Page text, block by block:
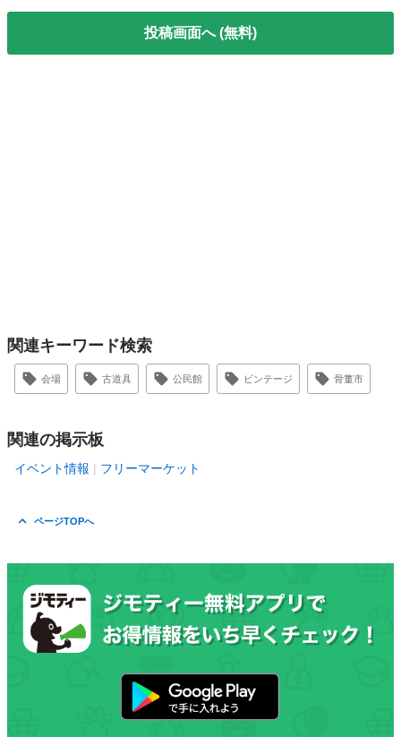
投稿画面へ (無料)
関連キーワード検索
会場 古道具 公民館 ビンテージ 骨董市
関連の掲示板
イベント情報 フリーマーケット
ページTOPへ